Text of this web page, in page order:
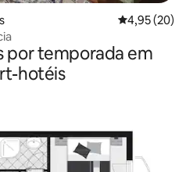
4,95 de uma
4,95 (20)
por temporada em
hotéis